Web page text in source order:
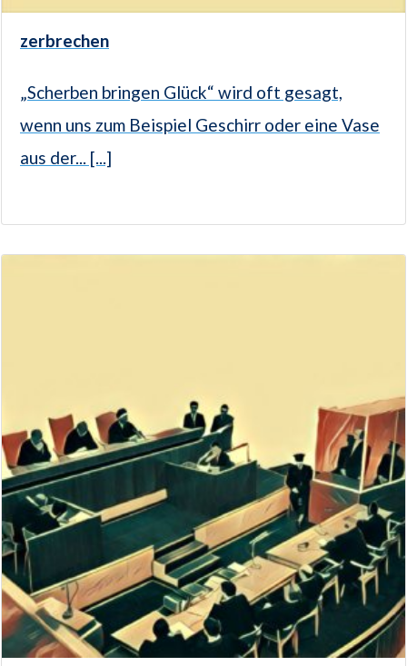
zerbrechen
„Scherben bringen Glück“ wird oft gesagt,
wenn uns zum Beispiel Geschirr oder eine Vase
aus der... [...]